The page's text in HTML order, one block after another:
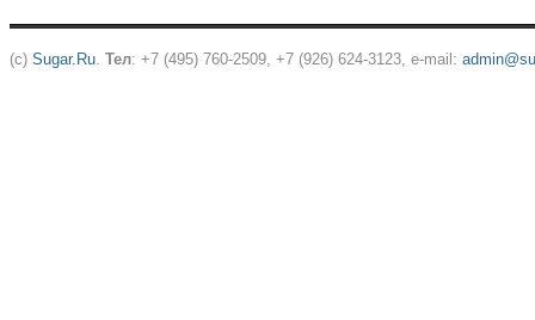
(c) Sugar.Ru Тел: +7 (495) 760-2509, +7 (926) 624-3123, e-mail: